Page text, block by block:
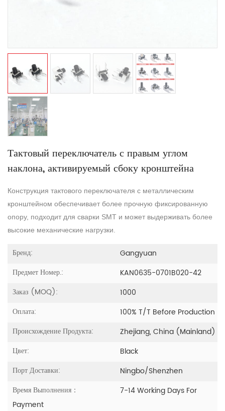
Тактовый переключатель с правым углом
наклона, активируемый сбоку кронштейна
Конструкция тактового переключателя с металлическим
кронштейном обеспечивает более прочную фиксированную
опору, подходит для сварки SMT и может выдерживать более
высокие механические нагрузки.
Бренд:
Gangyuan
Предмет Номер.:
KAN0635-0701B020-42
Заказ (MOQ):
1000
Оплата:
100% T/T Before Production
Происхождение Продукта:
Zhejiang, China (Mainland)
Цвет:
Black
Порт Доставки:
Ningbo/Shenzhen
Время Выполнения：
7-14 Working Days For
Payment